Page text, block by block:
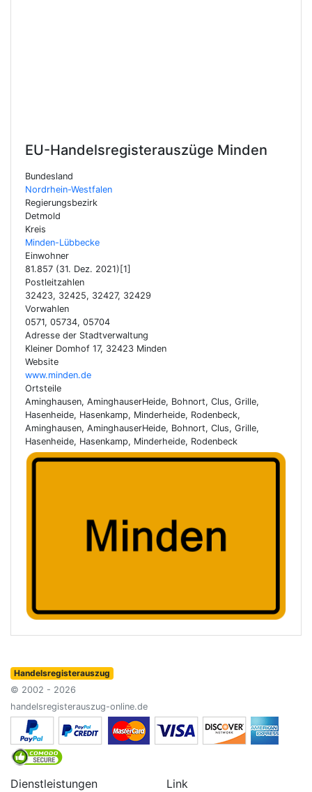
EU-Handelsregisterauszüge Minden
Bundesland
Nordrhein-Westfalen
Regierungsbezirk
Detmold
Kreis
Minden-Lübbecke
Einwohner
81.857 (31. Dez. 2021)[1]
Postleitzahlen
32423, 32425, 32427, 32429
Vorwahlen
0571, 05734, 05704
Adresse der Stadtverwaltung
Kleiner Domhof 17, 32423 Minden
Website
www.minden.de
Ortsteile
Aminghausen, AminghauserHeide, Bohnort, Clus, Grille,
Hasenheide, Hasenkamp, Minderheide, Rodenbeck,
Aminghausen, AminghauserHeide, Bohnort, Clus, Grille,
Hasenheide, Hasenkamp, Minderheide, Rodenbeck
Handelsregisterauszug
© 2002 - 2026
handelsregisterauszug-online.de
Dienstleistungen Link